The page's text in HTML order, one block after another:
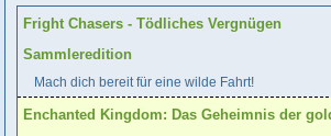
Fright Chasers - Tödliches Vergnügen
Sammleredition
Mach dich bereit für eine wilde Fahrt!
Enchanted Kingdom: Das Geheimnis der